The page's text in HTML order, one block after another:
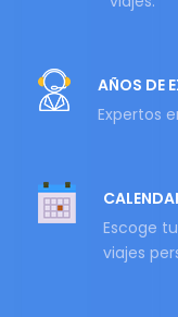
AÑOS DE
Expertos
Escoge
viajes